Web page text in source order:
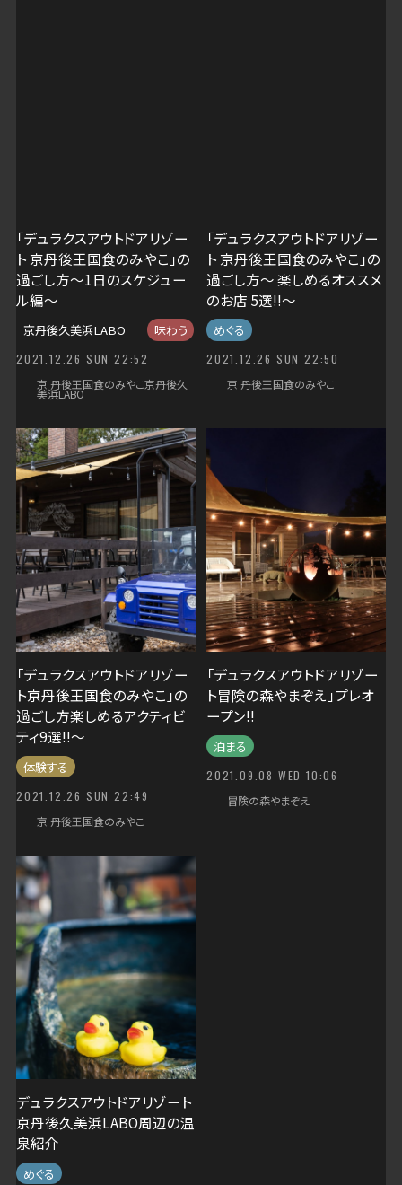
女子会
整う サウナ
関西
関西 グランピング
食のみやこ
「デュラクスアウトドアリゾー
ト 京丹後王国食のみやこ」の
過ごし方～1日のスケジュー
ル編～
京丹後久美浜LABO 味わう
2021.12.26 SUN 22:52
京 丹後王国食のみやこ京丹後久
美浜LABO
「デュラクスアウトドアリゾー
ト 京丹後王国食のみやこ」の
過ごし方～ 楽しめるオススメ
のお店 5選!!～
めぐる
2021.12.26 SUN 22:50
京 丹後王国食のみやこ
「デュラクスアウトドアリゾー
ト京丹後王国食のみやこ」の
過ごし方楽しめるアクティビ
ティ9選!!～
体験する
2021.12.26 SUN 22:49
京 丹後王国食のみやこ
「デュラクスアウトドアリゾー
ト冒険の森やまぞえ」プレオ
ープン!!
泊まる
2021.09.08 WED 10:06
冒険の森やまぞえ
デュラクスアウトドアリゾート
京丹後久美浜LABO周辺の温
泉紹介
めぐる